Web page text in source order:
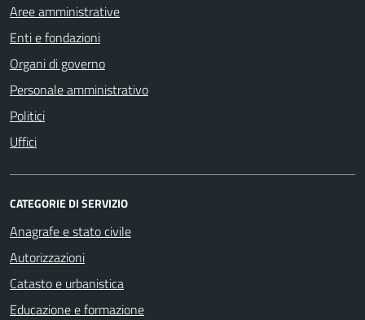
Aree amministrative
Enti e fondazioni
Organi di governo
Personale amministrativo
Politici
Uffici
CATEGORIE DI SERVIZIO
Anagrafe e stato civile
Autorizzazioni
Catasto e urbanistica
Educazione e formazione